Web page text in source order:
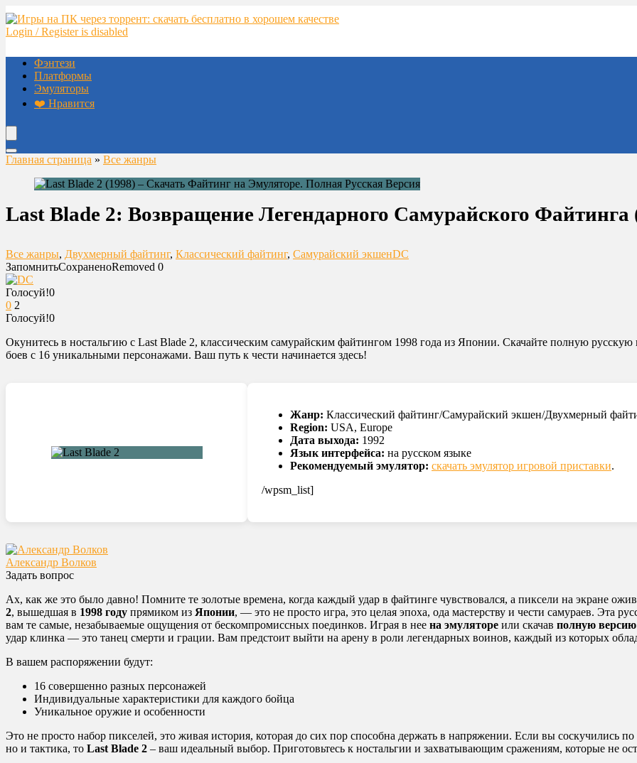
Login / Register is disabled
Фэнтези
Платформы
Эмуляторы
❤️ Нравится
Главная страница » Все жанры
Last Blade 2: Возвращение Легендарного Самурайского Файтинга
Все жанры, Двухмерный файтинг, Классический файтинг, Самурайский экшенDC
ЗапомнитьСохраненоRemoved 0
Голосуй!0
0 2
Голосуй!0
Окунитесь в ностальгию с Last Blade 2, классическим самурайским файтингом 1998 года из Японии. Скачайте полную
боев с 16 уникальными персонажами. Ваш путь к чести начинается здесь!
Жанр: Классический файтинг/Самурайский экшен/Двухмерный
Region: USA, Europe
Дата выхода: 1992
Язык интерфейса: на русском языке
Рекомендуемый эмулятор: скачать эмулятор игровой приставки.
/wpsm_list]
Александр Волков
Задать вопрос
Ах, как же это было давно! Помните те золотые времена, когда каждый удар в файтинге чувствовался, а пиксели на экране
2, вышедшая в 1998 году прямиком из Японии, — это не просто игра, это целая эпоха, ода мастерству и чести самураев. Эта
вам те самые, незабываемые ощущения от бескомпромиссных поединков. Играя в нее на эмуляторе или скачав полную версию
удар клинка — это танец смерти и грации. Вам предстоит выйти на арену в роли легендарных воинов, каждый из которых
В вашем распоряжении будут:
16 совершенно разных персонажей
Индивидуальные характеристики для каждого бойца
Уникальное оружие и особенности
Это не просто набор пикселей, это живая история, которая до сих пор способна держать в напряжении. Если вы соскучились
но и тактика, то Last Blade 2 – ваш идеальный выбор. Приготовьтесь к ностальгии и захватывающим сражениям, которые не